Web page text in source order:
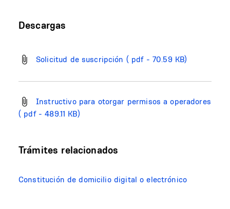
Descargas
Solicitud de suscripción ( pdf - 70.59 KB)
Instructivo para otorgar permisos a operadores
( pdf - 489.11 KB)
Trámites relacionados
Constitución de domicilio digital o electrónico